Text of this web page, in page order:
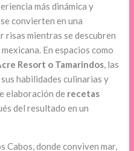
más dinámica y
se convierten en una
mientras se descubren
En espacios como
Resort o Tamarindos, las
habilidades culinarias y
elaboración de recetas
del resultado en un
Cabos, donde conviven mar,